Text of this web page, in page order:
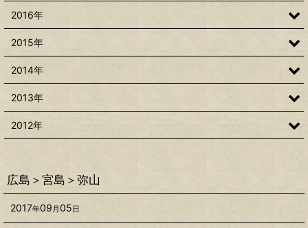
広島＞宮島＞弥山
2017年09 月05日
2016年
2015年
2014年
2013年
2012年